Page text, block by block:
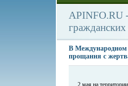
APINFO.RU
гражданских
В Международном
прощання с
2 мая на